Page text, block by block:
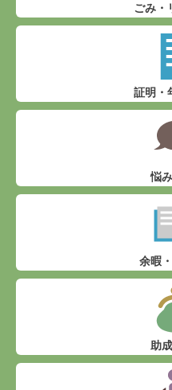
ごみ・
証明・
悩
余暇
助